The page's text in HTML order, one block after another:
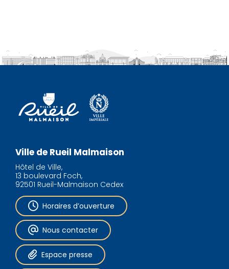
Ville de Rueil Malmaison
Hôtel de Ville,
13 boulevard Foch,
92501 Rueil-Malmaison Cedex
Horaires d’ouverture
Nous contacter
Espace presse